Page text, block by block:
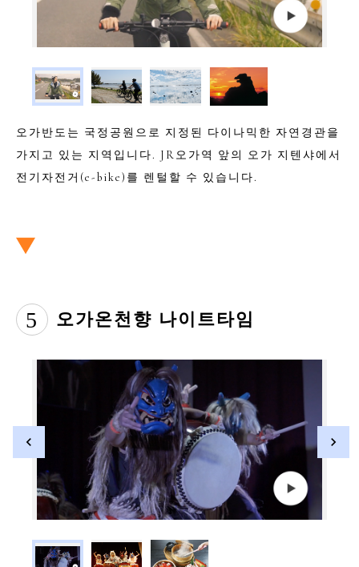
오가반도는 국정공원으로 지정된 다이나믹한 자연경관을
가지고 있는 지역입니다. JR오가역 앞의 오가 지텐샤에서
전기자전거(e-bike)를 렌털할 수 있습니다.
5 오가온천향 나이트타임